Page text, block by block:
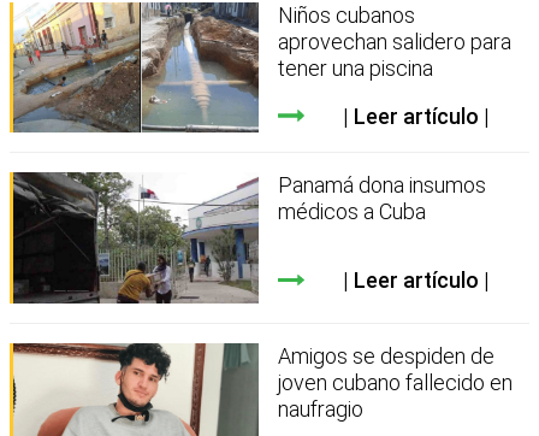
Niños cubanos
aprovechan salidero para
tener una piscina
Leer artículo
Panamá dona insumos
médicos a Cuba
Leer artículo
Amigos se despiden de
joven cubano fallecido en
naufragio